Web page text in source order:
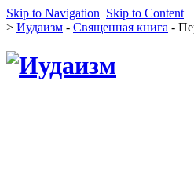
Skip to Navigation Skip to Content
> Иудаизм - Священная книга -